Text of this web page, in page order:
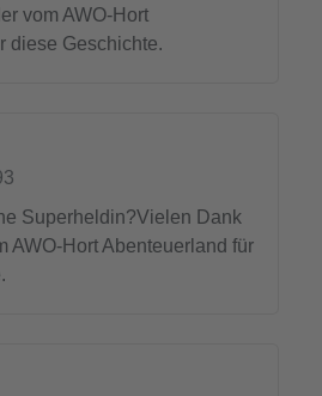
vom AWO-Hort
diese Geschichte.
Superheldin?Vielen Dank
AWO-Hort Abenteuerland für